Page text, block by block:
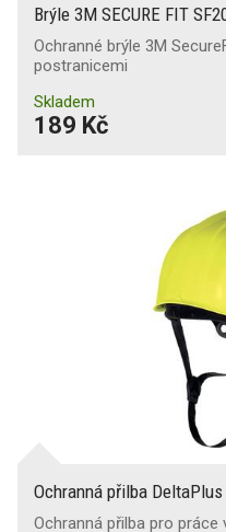
Brýle 3M SECURE FIT
Ochranné brýle 3M
postranicemi
Skladem
189 Kč
Ochranná přilba DeltaPlus
Ochranná přilba pro